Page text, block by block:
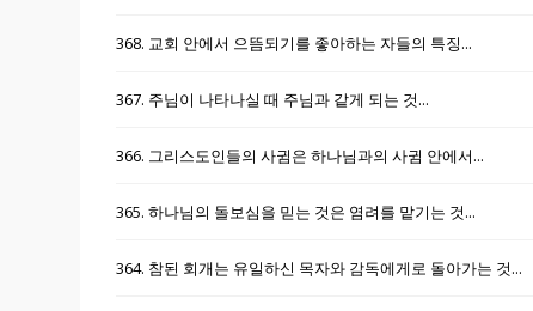
368. 교회 안에서 으뜸되기를 좋아하는 자들의 특징...
367. 주님이 나타나실 때 주님과 같게 되는 것...
366. 그리스도인들의 사귐은 하나님과의 사귐 안에서...
365. 하나님의 돌보심을 믿는 것은 염려를 맡기는 것...
364. 참된 회개는 유일하신 목자와 감독에게로 돌아가는 것...